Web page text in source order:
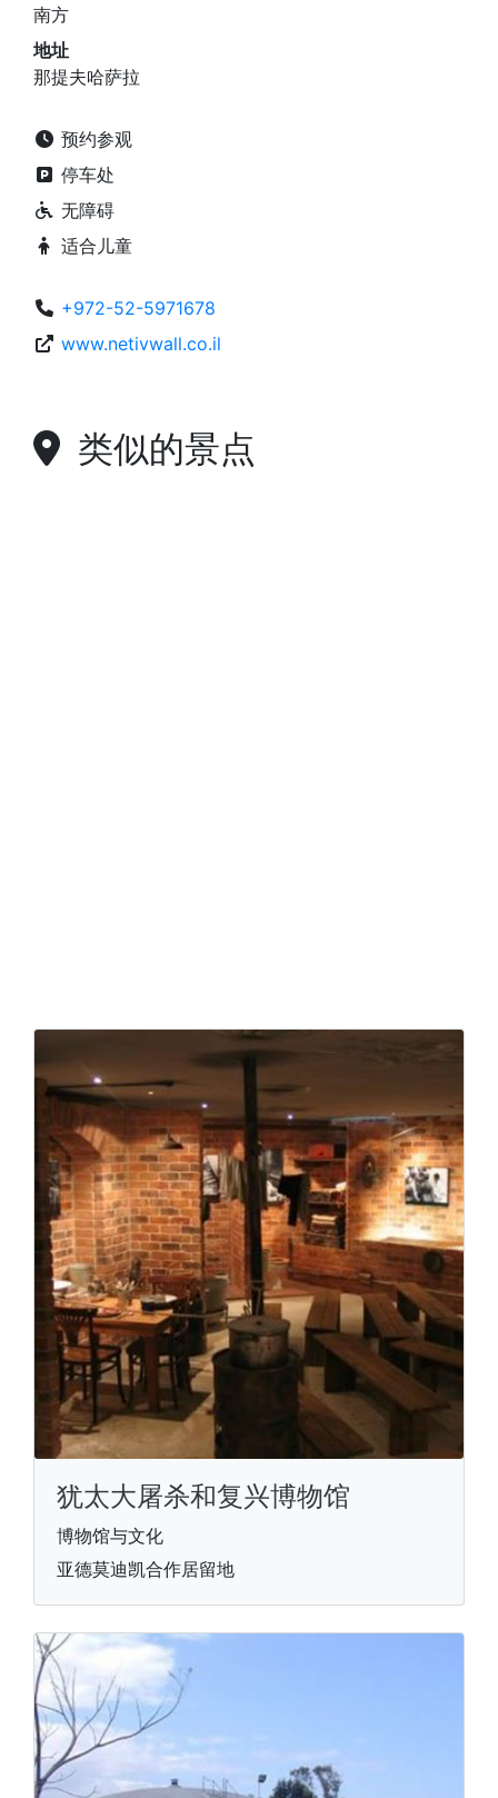
南方
地址
那提夫哈萨拉
预约参观
停车处
无障碍
适合儿童
+972-52-5971678
www.netivwall.co.il
类似的景点
犹太大屠杀和复兴博物馆
博物馆与文化
亚德莫迪凯合作居留地